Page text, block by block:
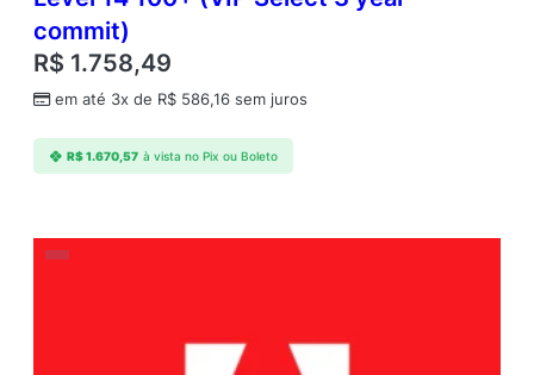
commit)
R$ 1.758,49
em até 3x de R$ 586,16 sem juros
R$1.670,57 à vista no Pix ou Boleto